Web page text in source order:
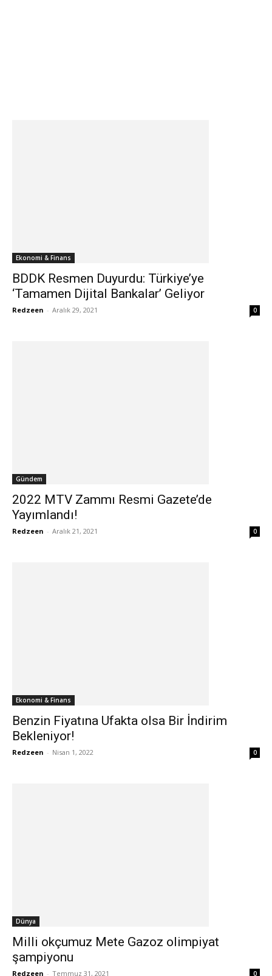
Ekonomi & Finans
BDDK Resmen Duyurdu: Türkiye’ye
‘Tamamen Dijital Bankalar’ Geliyor
Redzeen - Aralık 29, 2021 0
Gündem
2022 MTV Zammı Resmi Gazete’de
Yayımlandı!
Redzeen - Aralık 21, 2021 0
Ekonomi & Finans
Benzin Fiyatına Ufakta olsa Bir İndirim
Bekleniyor!
Redzeen - Nisan 1, 2022 0
Dünya
Milli okçumuz Mete Gazoz olimpiyat
şampiyonu
Redzeen - Temmuz 31, 2021 0